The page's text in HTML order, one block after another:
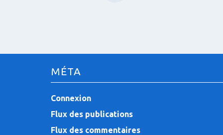
MÉTA
Connexion
Flux des publications
Flux des commentaires